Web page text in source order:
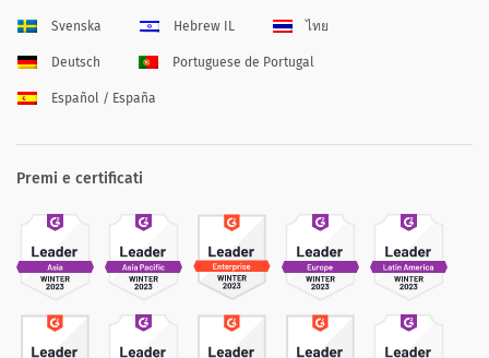
Svenska Hebrew IL ไทย
Deutsch Portuguese de Portugal
Español / España
Premi e certificati